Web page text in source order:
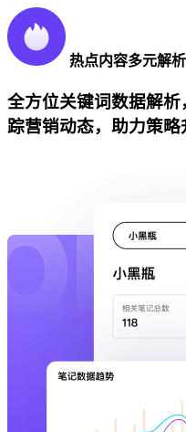
热点内容多元解析
全方位关键词数据解
踪营销动态，助力策略